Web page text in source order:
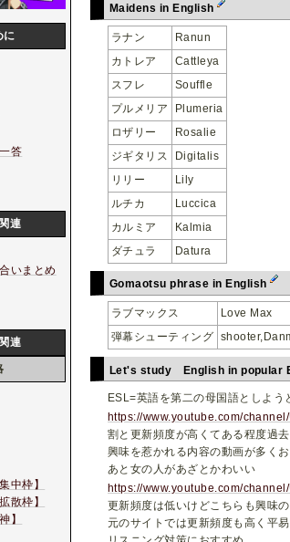
Maidens in English
ラナン
Ranun
カトレア
Cattleya
スフレ
Souffle
プルメリア
Plumeria
ロザリー
Rosalie
ジギタリス
Digitalis
リリー
Lily
ルチカ
Luccica
カルミア
Kalmia
ダチュラ
Datura
Gomaotsu phrase in English
ラブマックス
Love Max
弾幕シューティング
Let's study English in popular
ESL=英語を第二の母国語としよう
https://www.youtube.com/
割と更新頻度が高くてある程度過
興味を惹かれる内容の動画が多く
あと女の人があざとかわいい
https://www.youtube.com/
更新頻度は低いけどこちらも興味
元のサイトでは更新頻度も高く平
に
答
連
いまとめ
連
中枠】
散枠】
】